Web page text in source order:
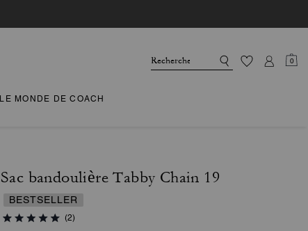
0
LE MONDE DE COACH
Sac bandoulière Tabby Chain 19
BESTSELLER
(2)